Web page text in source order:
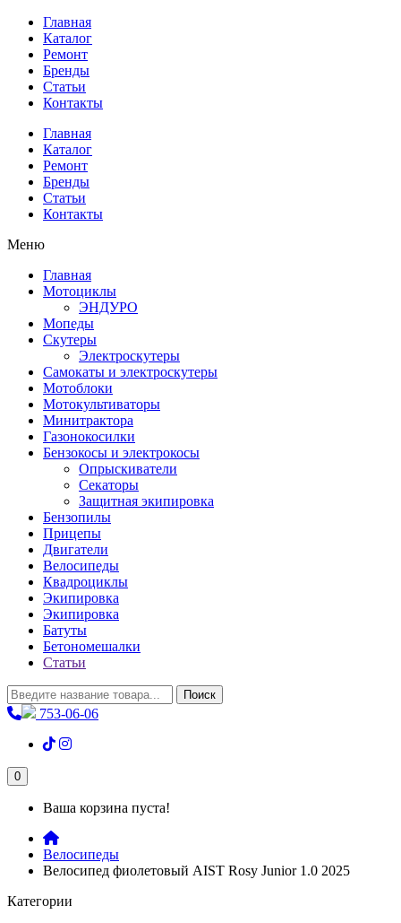
Главная
Каталог
Ремонт
Бренды
Статьи
Контакты
Главная
Каталог
Ремонт
Бренды
Статьи
Контакты
Меню
Главная
Мотоциклы
ЭНДУРО
Мопеды
Скутеры
Электроскутеры
Самокаты и электроскутеры
Мотоблоки
Мотокультиваторы
Минитрактора
Газонокосилки
Бензокосы и электрокосы
Опрыскиватели
Секаторы
Защитная экипировка
Бензопилы
Прицепы
Двигатели
Велосипеды
Квадроциклы
Экипировка
Экипировка
Батуты
Бетономешалки
Статьи
Поиск
753-06-06
0
Ваша корзина пуста!
Велосипеды
Велосипед фиолетовый AIST Rosy Junior 1.0 2025
Категории